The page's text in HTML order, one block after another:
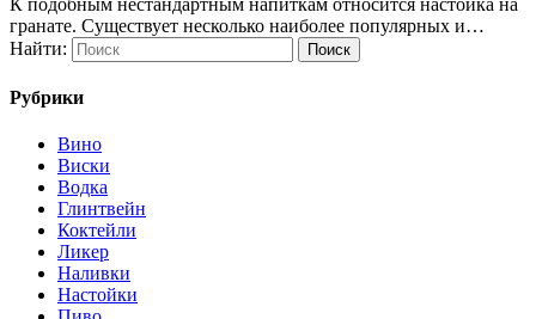
гранате. Существует несколько наиболее популярных и…
Найти:
Рубрики
Вино
Виски
Водка
Глинтвейн
Коктейли
Ликер
Наливки
Настойки